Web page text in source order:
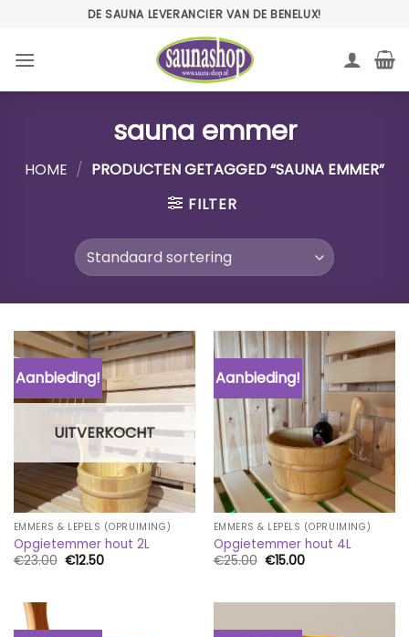
inhoud
DE SAUNA LEVERANCIER VAN DE BENELUX!
sauna emmer
HOME / PRODUCTEN GETAGGED “SAUNA EMMER”
FILTER
Aanbieding!
UITVERKOCHT
EMMERS & LEPELS (OPRUIMING)
Opgietemmer hout 2L
€23.00 Oorspronkelijke
€12.50Huidige
Aanbieding!
EMMERS & LEPELS (OPRUIMING)
Opgietemmer hout 4L
€25.00 Oorspronkelijke
€15.00Huidige